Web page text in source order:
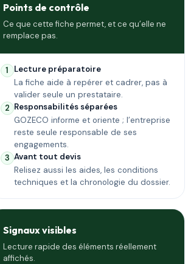
Points de contrôle
Ce que cette fiche permet, et ce qu’elle ne
remplace pas.
1 Lecture préparatoire
La fiche aide à repérer et cadrer, pas à
valider seule un prestataire.
2 Responsabilités séparées
GOZECO informe et oriente ; l’entreprise
reste seule responsable de ses
engagements.
3 Avant tout devis
Relisez aussi les aides, les conditions
techniques et la chronologie du dossier.
Signaux visibles
Lecture rapide des éléments réellement
affichés.